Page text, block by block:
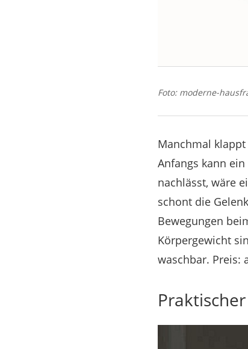
Foto: moderne-
Manchmal
Anfangs kann
nachlässt, wäre
schont die
Bewegungen
Körpergewicht
waschbar. Preis: